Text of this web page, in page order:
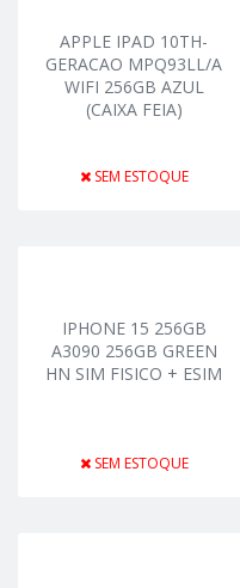
APPLE IPAD 10TH-
GERACAO MPQ93LL/A
WIFI 256GB AZUL
(CAIXA FEIA)
SEM ESTOQUE
IPHONE 15 256GB
A3090 256GB GREEN
HN SIM FISICO + ESIM
SEM ESTOQUE